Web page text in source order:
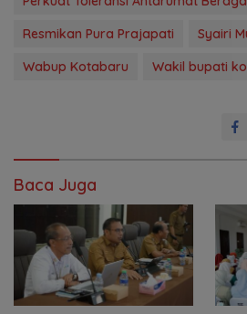
Resmikan Pura Prajapati
Syairi
Wabup Kotabaru
Wakil bupati
Baca Juga